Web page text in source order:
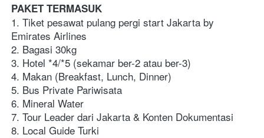
PAKET TERMASUK
1. Tiket pesawat pulang pergi start Jakarta by
Emirates Airlines
2. Bagasi 30kg
3. Hotel *4/*5 (sekamar ber-2 atau ber-3)
4. Makan (Breakfast, Lunch, Dinner)
5. Bus Private Pariwisata
6. Mineral Water
7. Tour Leader dari Jakarta & Konten Dokumentasi
8. Local Guide Turki